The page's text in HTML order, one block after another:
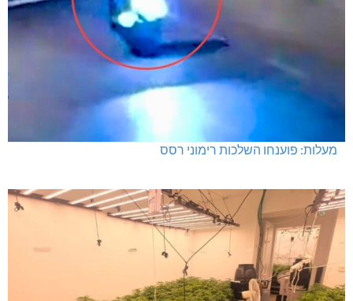
מעלות: פוענחו השלכות רימוני רסס